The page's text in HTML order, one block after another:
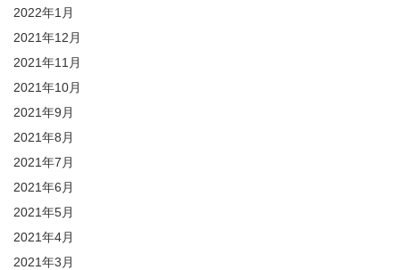
2022年1月
2021年12月
2021年11月
2021年10月
2021年9月
2021年8月
2021年7月
2021年6月
2021年5月
2021年4月
2021年3月